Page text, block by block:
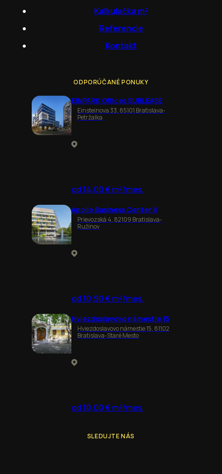
Kalkulačka m²
Referencie
Kontakt
ODPORÚČANÉ PONUKY
EINPARK Offices SUBLEASE
Einsteinova 33, 85101 Bratislava-
Petržalka
od 14,00 € m²/mes.
Apollo Business Center II
Prievozská 4, 82109 Bratislava-
Ružinov
od 10,90 € m²/mes.
Hviezdoslavovo námestie 15
Hviezdoslavovo námestie 15, 81102
Bratislava-Staré Mesto
od 10,00 € m²/mes.
SLEDUJTE NÁS